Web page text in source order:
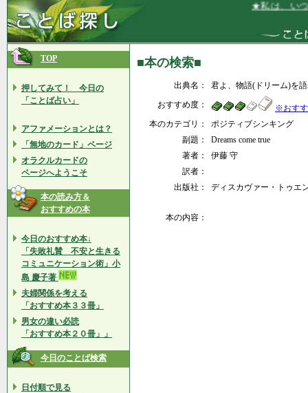
★私は、いつ
TOP
押してみて！ 今日の
「ことば占い」
アファメーションとは？
「無地のカード」ページ
オラクルカードの
ページへようこそ
本の読み方＆
おすすめの本
今日のおすすめ本↓
「失敗礼賛 不安と生きる
コミュニケーション術」小
島 慶子著
夫婦関係を考える
「おすすめ本３３冊」
男女の違い必読
「おすすめ本２０冊」」
今日のことば検索
日付順で見る
■本の検索■
出典名：
君よ、物語(ドリーム)を
おすすめ度：
※おす
本のカテゴリ：
ポジティブシンキング
副題：
Dreams come true
著者：
伊藤 守
訳者：
出版社：
ディスカヴァー・トゥエ
本の内容：